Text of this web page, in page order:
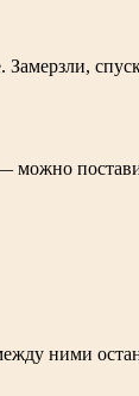
можно
ними